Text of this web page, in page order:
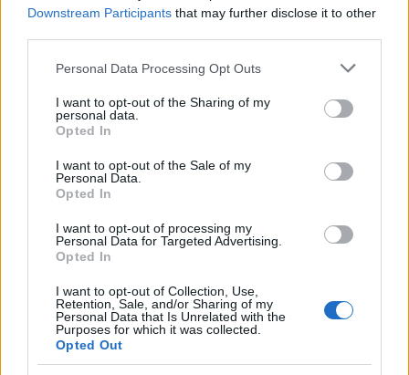
Downstream Participants that may further disclose it to other
Please note that this website/app uses one or more Google
not limited to your visit or usage behaviour. You may click to
grant or deny consent to Google and its third-party tags to
use your data for below specified purposes in below Google
consent section.
Personal Data Processing Opt Outs
I want to opt-out of the Sharing of my
personal data.
Opted In
I want to opt-out of the Sale of my
Personal Data.
Opted In
I want to opt-out of processing my
Personal Data for Targeted Advertising.
Opted In
I want to opt-out of Collection, Use,
Retention, Sale, and/or Sharing of my
Personal Data that Is Unrelated with the
Purposes for which it was collected.
Opted Out
Τουρισμός για Ολους 2026: Τα SOS για να κερδίσετε το
voucher διακοπών